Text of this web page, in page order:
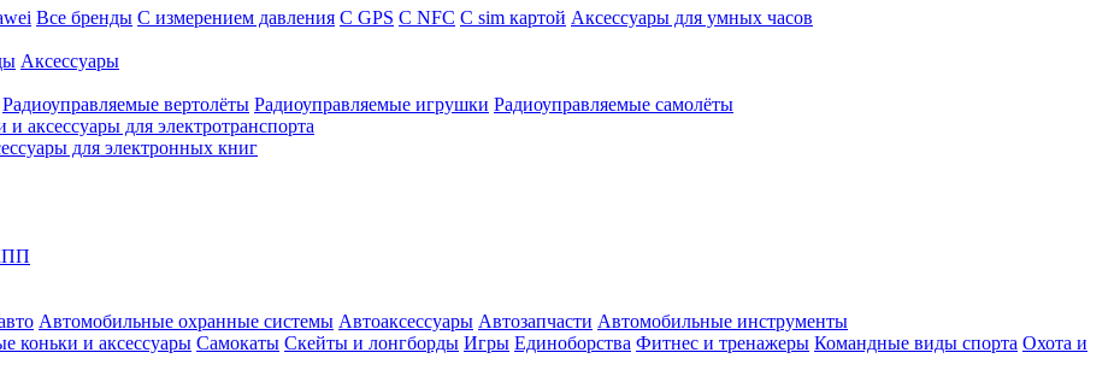
Все бренды C измерением давления C GPS C NFC C sim картой Аксессуары для умных часов
Аксессуары
Радиоуправляемые вертолёты Радиоуправляемые игрушки Радиоуправляемые самолёты
и аксессуары для электротранспорта
для электронных книг
Автомобильные охранные системы Автоаксессуары Автозапчасти Автомобильные инструменты
коньки и аксессуары Самокаты Скейты и лонгборды Игры Единоборства Фитнес и тренажеры Командные виды спорта Охота и